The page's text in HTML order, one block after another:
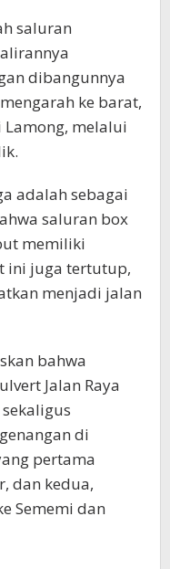
saluran
dibangunnya
ke barat,
melalui
adalah sebagai
saluran box
memiliki
ini juga tertutup,
menjadi jalan
bahwa
Jalan Raya
di
pertama
dan kedua,
Sememi dan